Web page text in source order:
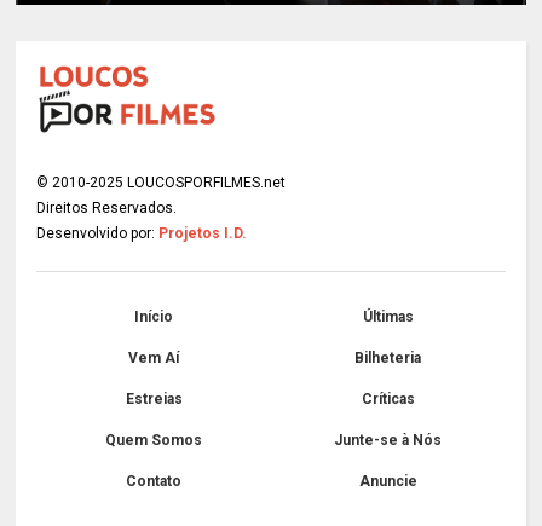
© 2010-2025 LOUCOSPORFILMES.net
Direitos Reservados.
Desenvolvido por: Projetos I.D.
Início Últimas
Vem Aí Bilheteria
Estreias Críticas
Quem Somos Junte-se à Nós
Contato Anuncie